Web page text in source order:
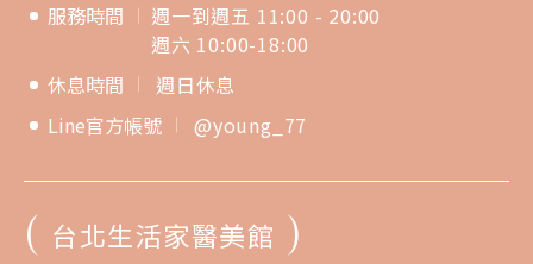
服務時間
週一到週五 11:00 - 20:00
週六 10:00-18:00
休息時間
週日休息
Line官方帳號
@young_77
( 台北生活家醫美館 )